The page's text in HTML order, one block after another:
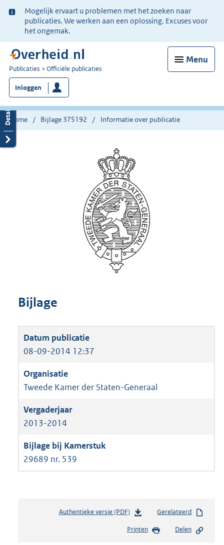
Ter
informatie:
Mogelijk ervaart u problemen met het zoeken naar
publicaties. We werken aan een oplossing. Excuses voor
het ongemak.
Menu
U
bent
nu
hier:
Publicaties Officiële publicaties
Inloggen
Home Bijlage 375192 Informatie over publicatie
Bijlage
08-09-2014 12:37
Tweede Kamer der Staten-Generaal
2013-2014
29689 nr. 539
Authentieke versie (PDF)b
s
Gerelateerd
Printen Delen